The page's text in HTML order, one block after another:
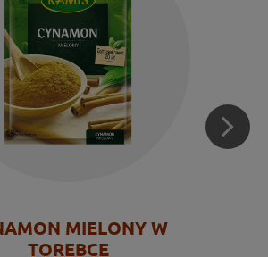
MIELONY W
TOREBCE